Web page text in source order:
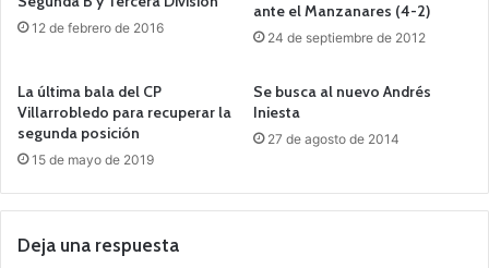
12 de febrero de 2016
ante el Manzanares (4-2)
24 de septiembre de 2012
La última bala del CP
Villarrobledo para recuperar la
segunda posición
15 de mayo de 2019
Se busca al nuevo Andrés
Iniesta
27 de agosto de 2014
Deja una respuesta